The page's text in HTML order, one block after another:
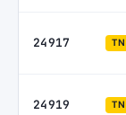
24917 TN
24919 TN